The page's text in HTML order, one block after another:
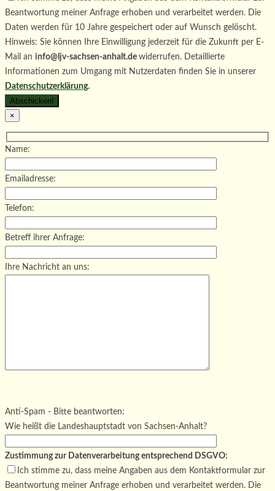
Beantwortung meiner Anfrage erhoben und verarbeitet werden. Die
Daten werden für 10 Jahre gespeichert oder auf Wunsch gelöscht.
Hinweis: Sie können Ihre Einwilligung jederzeit für die Zukunft per E-
Mail an info@ljv-sachsen-anhalt.de widerrufen. Detaillierte
Informationen zum Umgang mit Nutzerdaten finden Sie in unserer
Datenschutzerklärung.
×
Name:
Emailadresse:
Telefon:
Betreff ihrer Anfrage:
Ihre Nachricht an uns:
Bitte lasse dieses Feld leer.
Anti-Spam - Bitte beantworten:
Wie heißt die Landeshauptstadt von Sachsen-Anhalt?
Zustimmung zur Datenverarbeitung entsprechend DSGVO:
Ich stimme zu, dass meine Angaben aus dem Kontaktformular zur
Beantwortung meiner Anfrage erhoben und verarbeitet werden. Die